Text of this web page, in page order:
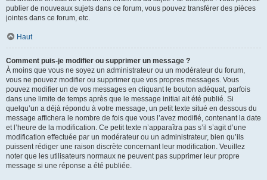
publier de nouveaux sujets dans ce forum, vous pouvez transférer des pièces
jointes dans ce forum, etc.
Haut
Comment puis-je modifier ou supprimer un message ?
À moins que vous ne soyez un administrateur ou un modérateur du forum,
vous ne pouvez modifier ou supprimer que vos propres messages. Vous
pouvez modifier un de vos messages en cliquant le bouton adéquat, parfois
dans une limite de temps après que le message initial ait été publié. Si
quelqu’un a déjà répondu à votre message, un petit texte situé en dessous du
message affichera le nombre de fois que vous l’avez modifié, contenant la date
et l’heure de la modification. Ce petit texte n’apparaîtra pas s’il s’agit d’une
modification effectuée par un modérateur ou un administrateur, bien qu’ils
puissent rédiger une raison discrète concernant leur modification. Veuillez
noter que les utilisateurs normaux ne peuvent pas supprimer leur propre
message si une réponse a été publiée.